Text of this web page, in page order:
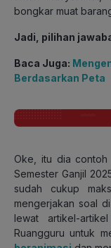
bongkar muat
Jadi, pilihan
Baca Juga:
Berdasarkan Peta
Oke, itu dia contoh
Semester Ganjil
sudah cukup
mengerjakan soal
lewat artikel-
Ruangguru untuk